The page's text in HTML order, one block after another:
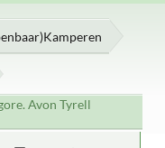
Avon Tyrell